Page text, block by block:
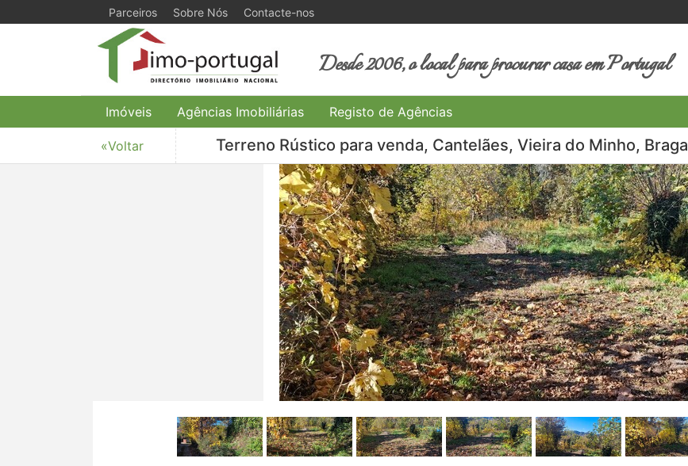
Parceiros Sobre Nós Contacte-nos
Desde 2006, o local para procurar casa em Portugal
Imóveis Agências Imobiliárias Registo de Agências
«Voltar Terreno Rústico para venda, Cantelães, Vieira do Minho, Braga